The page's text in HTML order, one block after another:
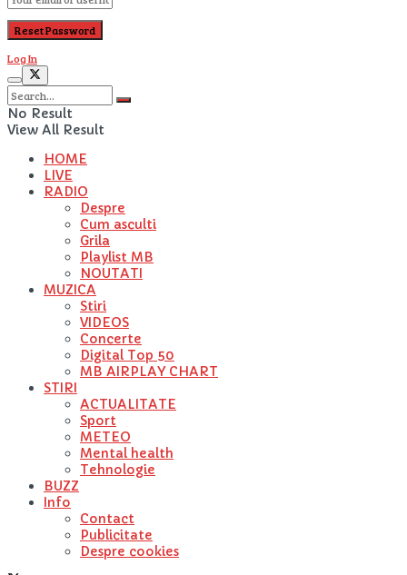
Log In
No Result
View All Result
HOME
LIVE
RADIO
Despre
Cum asculti
Grila
Playlist MB
NOUTATI
MUZICA
Stiri
VIDEOS
Concerte
Digital Top 50
MB AIRPLAY CHART
STIRI
ACTUALITATE
Sport
METEO
Mental health
Tehnologie
BUZZ
Info
Contact
Publicitate
Despre cookies